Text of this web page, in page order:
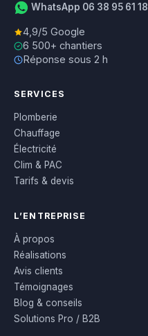
WhatsApp 06 38 95 61 18
4,9/5 Google
6 500+ chantiers
Réponse sous 2 h
SERVICES
Plomberie
Chauffage
Électricité
Clim & PAC
Tarifs & devis
L’ENTREPRISE
À propos
Réalisations
Avis clients
Témoignages
Blog & conseils
Solutions Pro / B2B